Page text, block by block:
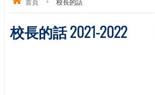
校長的話 2021-2022